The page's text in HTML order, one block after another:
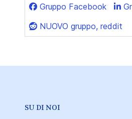
Gruppo Facebook
NUOVO gruppo, reddit
SU DI NOI